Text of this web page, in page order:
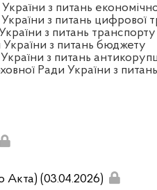
з питань
з питань цифрової
з питань
України з питань бюджету
з питань
Ради України з
Акта) (03.04.2026)